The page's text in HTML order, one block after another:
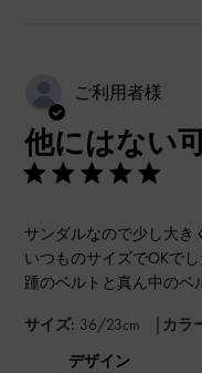
ご利用者様
他にはない
サンダルなので少し大き
いつものサイズでOKでし
踵のベルトと真ん中のベ
サイズ: 36/23cm | カラ
デザイン